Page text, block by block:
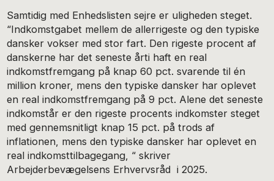
Samtidig med Enhedslisten sejre er uligheden steget.
“Indkomstgabet mellem de allerrigeste og den typiske
dansker vokser med stor fart. Den rigeste procent af
danskerne har det seneste årti haft en real
indkomstfremgang på knap 60 pct. svarende til én
million kroner, mens den typiske dansker har oplevet
en real indkomstfremgang på 9 pct. Alene det seneste
indkomstår er den rigeste procents indkomster steget
med gennemsnitligt knap 15 pct. på trods af
inflationen, mens den typiske dansker har oplevet en
real indkomsttilbagegang, “ skriver
Arbejderbevægelsens Erhvervsråd i 2025.